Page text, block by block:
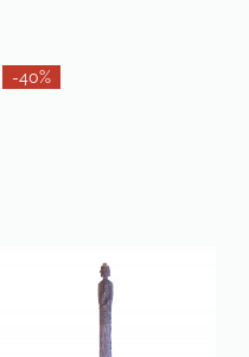
-40%